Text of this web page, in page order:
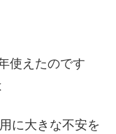
使えたのです
に大きな不安を